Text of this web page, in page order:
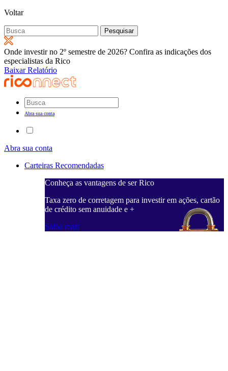
Voltar
Pesquisar
por:
Onde investir no 2º semestre de 2026? Confira as indicações dos
especialistas da Rico
Baixar Relatório
Abra sua conta
Abra sua conta
Carteiras Recomendadas
Conheça as vantagens de ser Rico
Taxa zero de corretagem para investir em ações, cartão
de crédito sem anuidade e +
Saiba mais